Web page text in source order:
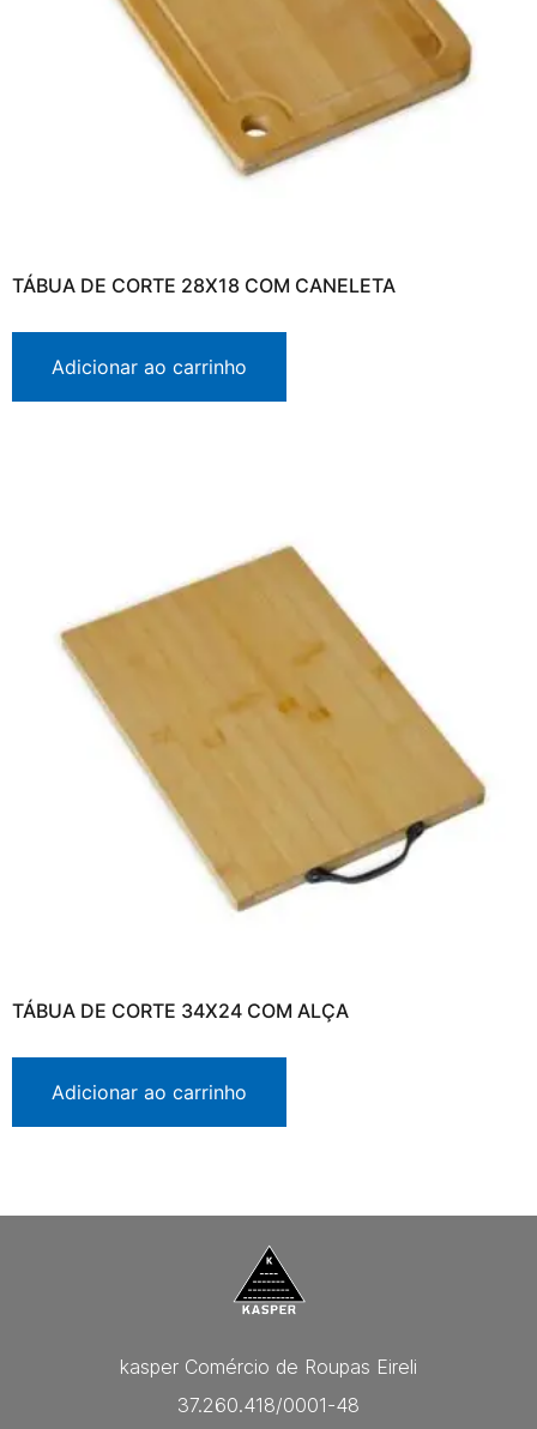
TÁBUA DE CORTE 28X18 COM CANELETA
Adicionar ao carrinho
TÁBUA DE CORTE 34X24 COM ALÇA
Adicionar ao carrinho
kasper Comércio de Roupas Eireli
37.260.418/0001-48